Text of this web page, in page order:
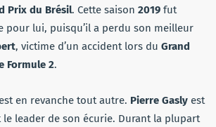
Prix du Brésil. Cette saison 2019 fut
pour lui, puisqu’il a perdu son meilleur
, victime d’un accident lors du Grand
Formule 2.
est en revanche tout autre. Pierre Gasly est
leader de son écurie. Durant la plupart